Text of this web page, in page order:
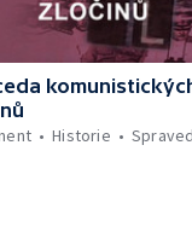
Historie